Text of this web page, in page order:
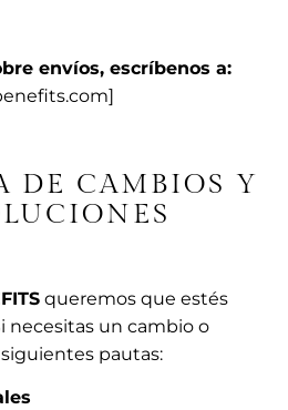
envíos, escríbenos a:
DE CAMBIOS Y
queremos que estés
necesitas un cambio o
pautas: